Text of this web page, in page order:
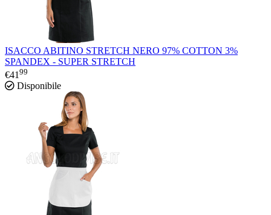
ISACCO ABITINO STRETCH NERO 97% COTTON 3%
SPANDEX - SUPER STRETCH
€41 99
Disponibile